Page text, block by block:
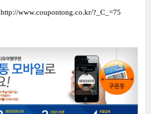
http://www.coupontong.co.kr/?_C_=75